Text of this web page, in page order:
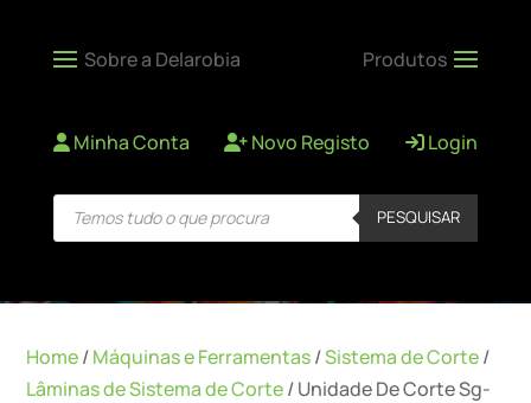
Minha Conta Novo Registo Login
Products
search PESQUISAR
Home/Máquinas e Ferramentas/Sistema de Corte/
Lâminas de Sistema de Corte/ Unidade De Corte Sg-